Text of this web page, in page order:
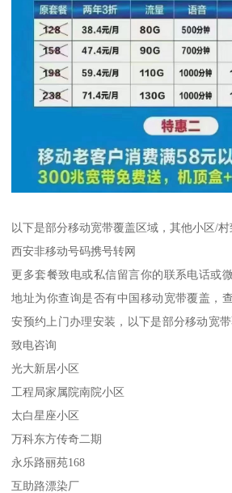
以下是部分移动宽带覆盖区域，其他小区/
西安非移动号码携号转网
更多套餐致电或私信留言你的联系电话或
地址为你查询是否有中国移动宽带覆盖，
安预约上门办理安装，以下是部分移动宽
致电咨询
光大新居小区
工程局家属院南院小区
太白星座小区
万科东方传奇二期
永乐路丽苑168
互助路漂染厂